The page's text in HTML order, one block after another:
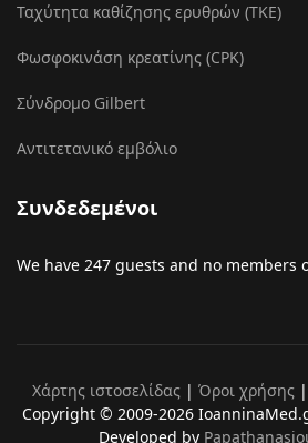
Ταχύτητα καθίζησης ερυθρών (ΤΚΕ)
Φωσφοκινάση κρεατίνης (CPK)
Σύνδρομο Gilbert
Αντιτετανικό εμβόλιο
Συνδεδεμένοι
We have 247 guests and no members
Χάρτης ιστοσελίδας| Όροι χρήσης|
Copyright © 2009-2026
Developed by